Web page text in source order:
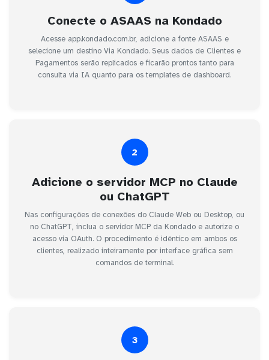
Conecte o ASAAS na Kondado
Acesse app.kondado.com.br, adicione a fonte ASAAS e
selecione um destino Via Kondado. Seus dados de Clientes e
Pagamentos serão replicados e ficarão prontos tanto para
consulta via IA quanto para os templates de dashboard.
2
Adicione o servidor MCP no Claude
ou ChatGPT
Nas configurações de conexões do Claude Web ou Desktop, ou
no ChatGPT, inclua o servidor MCP da Kondado e autorize o
acesso via OAuth. O procedimento é idêntico em ambos os
clientes, realizado inteiramente por interface gráfica sem
comandos de terminal.
3